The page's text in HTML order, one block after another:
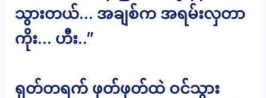
သွားတယ်… အချစ်က အရမ်းလှတာ
ကိုး… ဟီး..”
ရုတ်တရက် ဖုတ်ဖုတ်ထဲ ဝင်သွား